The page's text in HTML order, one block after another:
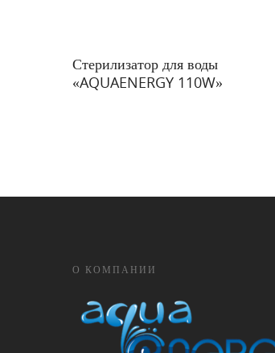
Стерилизатор для воды
«AQUAENERGY 110W»
О КОМПАНИИ